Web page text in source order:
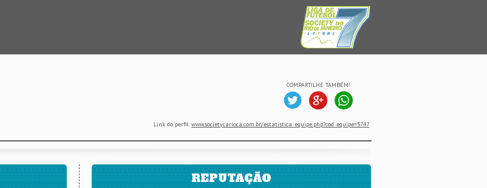
COMPARTILHE TAMBÉM!
Link do perfil: www.societycarioca.com.br/estatistica_equipe.php?cod_equipe=5747
REPUTAÇÃO